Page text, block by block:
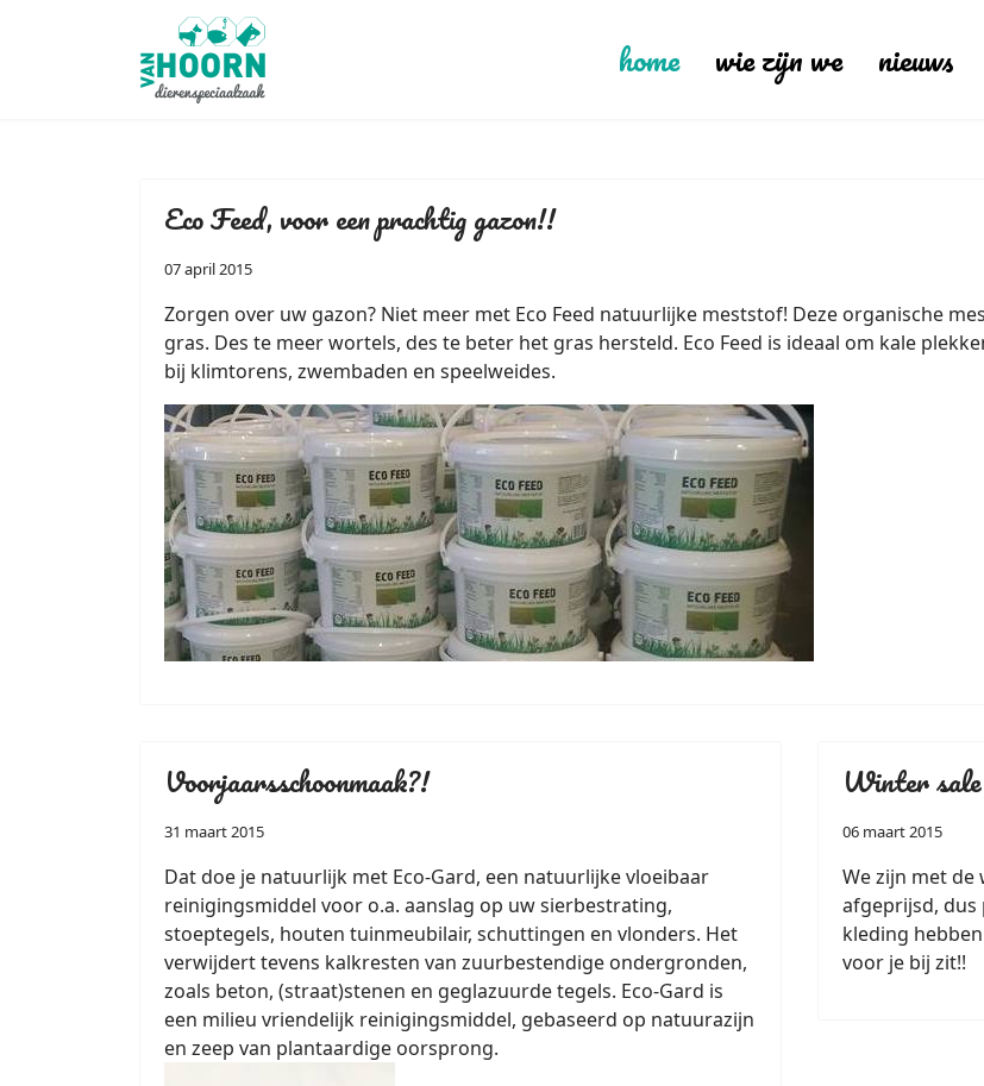
home wie zijn we nieuws
Eco Feed, voor een prachtig gazon!!
07 april 2015
Zorgen over uw gazon? Niet meer met Eco Feed natuurlijke meststof! Deze organische
gras. Des te meer wortels, des te beter het gras hersteld. Eco Feed is ideaal om kale
bij klimtorens, zwembaden en speelweides.
Voorjaarsschoonmaak?!
31 maart 2015
Dat doe je natuurlijk met Eco-Gard, een natuurlijke vloeibaar
reinigingsmiddel voor o.a. aanslag op uw sierbestrating,
stoeptegels, houten tuinmeubilair, schuttingen en vlonders. Het
verwijdert tevens kalkresten van zuurbestendige ondergronden,
zoals beton, (straat)stenen en geglazuurde tegels. Eco-Gard is
een milieu vriendelijk reinigingsmiddel, gebaseerd op natuurazijn
en zeep van plantaardige oorsprong.
Winter
06 maart 2015
We zijn met
afgeprijsd,
kleding
voor je bij zit!!